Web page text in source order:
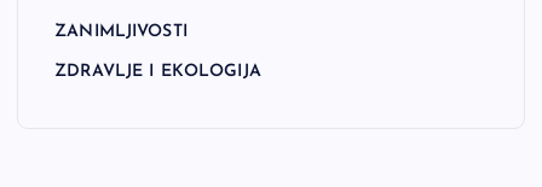
ZANIMLJIVOSTI
ZDRAVLJE I EKOLOGIJA